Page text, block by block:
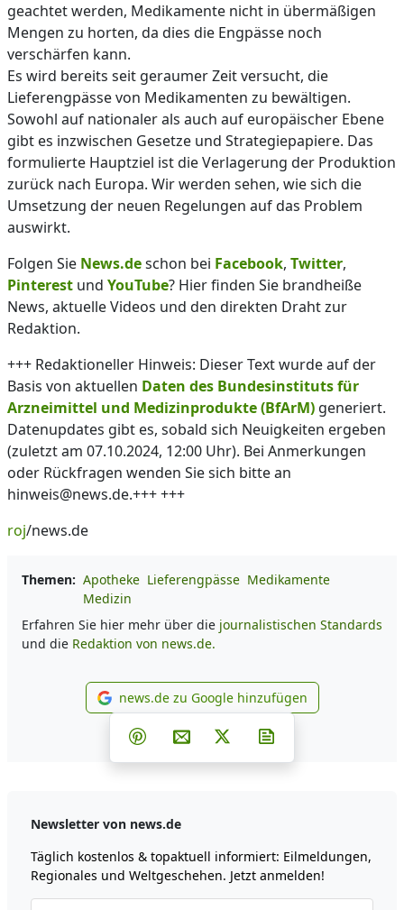
geachtet werden, Medikamente nicht in übermäßigen
Mengen zu horten, da dies die Engpässe noch
verschärfen kann.
Es wird bereits seit geraumer Zeit versucht, die
Lieferengpässe von Medikamenten zu bewältigen.
Sowohl auf nationaler als auch auf europäischer Ebene
gibt es inzwischen Gesetze und Strategiepapiere. Das
formulierte Hauptziel ist die Verlagerung der Produktion
zurück nach Europa. Wir werden sehen, wie sich die
Umsetzung der neuen Regelungen auf das Problem
auswirkt.
Folgen Sie News.deschon bei Facebook, Twitter,
Pinterest und YouTube? Hier finden Sie brandheiße
News, aktuelle Videos und den direkten Draht zur
Redaktion.
+++ Redaktioneller Hinweis: Dieser Text wurde auf der
Basis von aktuellen Daten des Bundesinstituts für
Arzneimittel und Medizinprodukte (BfArM) generiert.
Datenupdates gibt es, sobald sich Neuigkeiten ergeben
(zuletzt am 07.10.2024, 12:00 Uhr). Bei Anmerkungen
oder Rückfragen wenden Sie sich bitte an
hinweis@news.de.+++ +++
roj/news.de
Themen: Apotheke Lieferengpässe Medikamente
Medizin
Erfahren Sie hier mehr über die journalistischen Standards
und die Redaktion von news.de.
news.de zu Google
news.de zu Google hinzufügen
Teilen auf Facebook
Teilen auf Whatsapp
Teilen auf Telegram
Teilen auf Pinterest
Per E-Mail teilen
Post auf X
Newsletter von news.de
Täglich kostenlos & topaktuell informiert: Eilmeldungen,
Regionales und Weltgeschehen. Jetzt anmelden!